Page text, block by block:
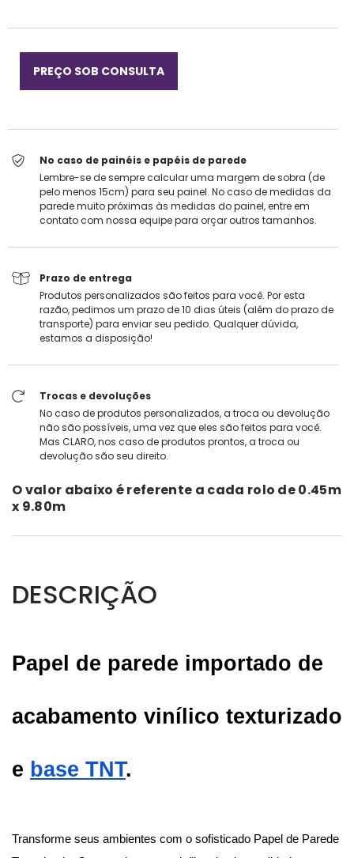
No caso de painéis e papéis de parede
Lembre-se de sempre calcular uma margem de sobra (de
pelo menos 15cm) para seu painel. No caso de medidas da
parede muito próximas às medidas do painel, entre em
contato com nossa equipe para orçar outros tamanhos.
Prazo de entrega
Produtos personalizados são feitos para você. Por esta
razão, pedimos um prazo de 10 dias úteis (além do prazo de
transporte) para enviar seu pedido. Qualquer dúvida,
estamos a disposição!
Trocas e devoluções
No caso de produtos personalizados, a troca ou devolução
não são possíveis, uma vez que eles são feitos para você.
Mas CLARO, nos caso de produtos prontos, a troca ou
devolução são seu direito.
O valor abaixo é referente a cada rolo de0.45m
x 9.80m
DESCRIÇÃO
Papel de parede importado de
acabamento vinílico texturizado
e base TNT.
Transforme seus ambientes com o sofisticado Papel de Parede